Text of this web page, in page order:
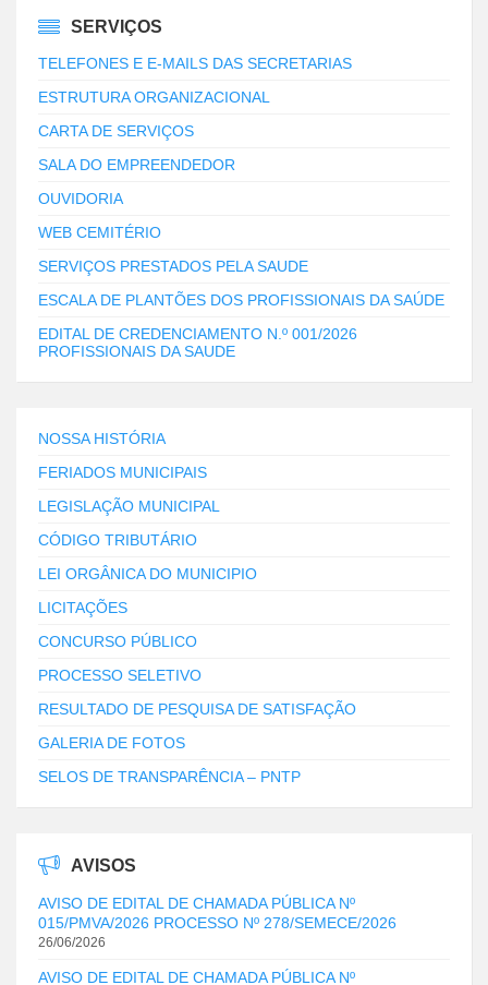
SERVIÇOS
TELEFONES E E-MAILS DAS SECRETARIAS
ESTRUTURA ORGANIZACIONAL
CARTA DE SERVIÇOS
SALA DO EMPREENDEDOR
OUVIDORIA
WEB CEMITÉRIO
SERVIÇOS PRESTADOS PELA SAUDE
ESCALA DE PLANTÕES DOS PROFISSIONAIS DA SAÚDE
EDITAL DE CREDENCIAMENTO N.º 001/2026
PROFISSIONAIS DA SAUDE
NOSSA HISTÓRIA
FERIADOS MUNICIPAIS
LEGISLAÇÃO MUNICIPAL
CÓDIGO TRIBUTÁRIO
LEI ORGÂNICA DO MUNICIPIO
LICITAÇÕES
CONCURSO PÚBLICO
PROCESSO SELETIVO
RESULTADO DE PESQUISA DE SATISFAÇÃO
GALERIA DE FOTOS
SELOS DE TRANSPARÊNCIA – PNTP
AVISOS
AVISO DE EDITAL DE CHAMADA PÚBLICA Nº
015/PMVA/2026 PROCESSO Nº 278/SEMECE/2026
26/06/2026
AVISO DE EDITAL DE CHAMADA PÚBLICA Nº